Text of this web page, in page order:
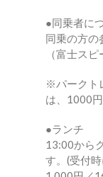
●同乗者に
同乗の方の
（富士ス
※パークト
は、1000円
●ランチ
13:00から
す。(受付